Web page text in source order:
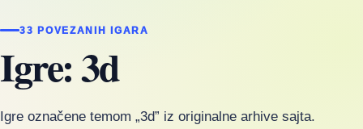
33 POVEZANIH IGARA
Igre: 3d
Igre označene temom „3d” iz originalne arhive sajta.